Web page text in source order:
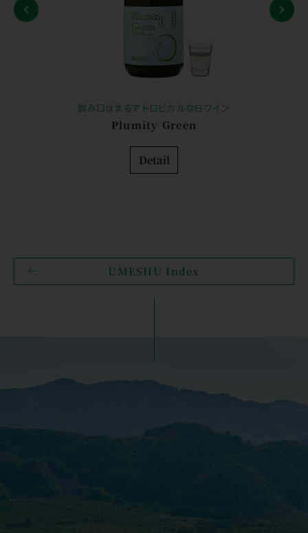
飲み口はまるでトロピカルな白ワイン
Plumity Green
Detail
UMESHU Index